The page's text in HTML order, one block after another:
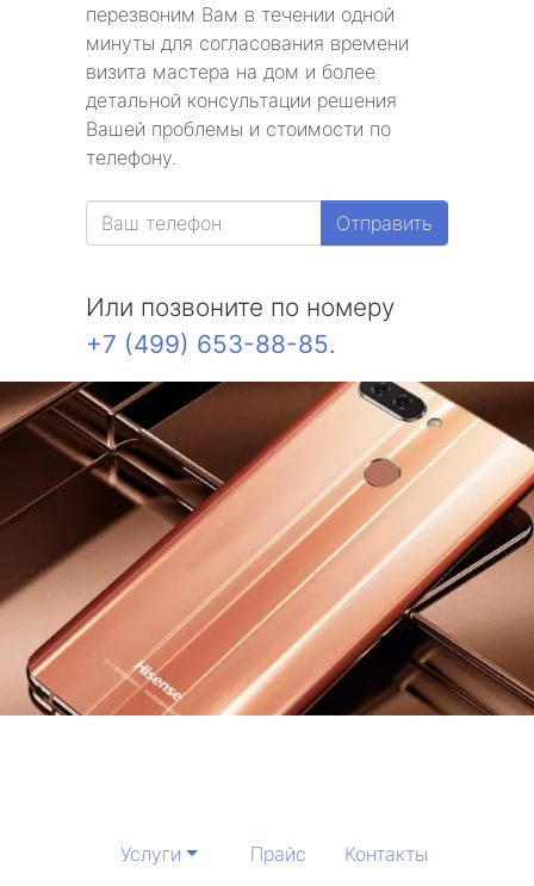
перезвоним Вам в течении одной
минуты для согласования времени
визита мастера на дом и более
детальной консультации решения
Вашей проблемы и стоимости по
телефону.
Отправить
Или позвоните по номеру
+7 (499) 653-88-85.
Услуги Прайс
Контакты